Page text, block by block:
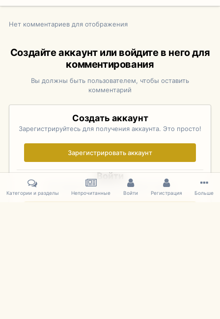
Нет комментариев для отображения
Создайте аккаунт или войдите в него для
комментирования
Вы должны быть пользователем, чтобы оставить
комментарий
Создать аккаунт
Зарегистрируйтесь для получения аккаунта. Это просто!
Зарегистрировать аккаунт
Войти
Уже зарегистрированы? Войдите здесь.
Категории и разделы Непрочитанные Войти Регистрация Больше